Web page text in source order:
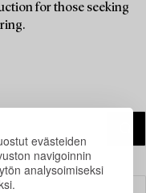
evästeiden
navigoinnin
analysoimiseksi
for those seeking